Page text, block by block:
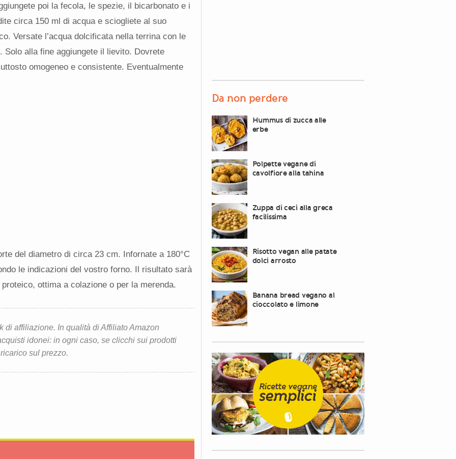
poi la fecola, le spezie, il bicarbonato e i
circa 150 ml di acqua e sciogliete al suo
Versate l’acqua dolcificata nella terrina con le
Solo alla fine aggiungete il lievito. Dovrete
omogeneo e consistente. Eventualmente
del diametro di circa 23 cm. Infornate a 180°C
le indicazioni del vostro forno. Il risultato sarà
ottima a colazione o per la merenda.
di affiliazione. In qualità di Affiliato Amazon
idonei: in ogni caso, se clicchi sui prodotti
sul prezzo.
Da non perdere
Hummus di zucca alle
erbe
Polpette vegane di
cavolfiore alla tahina
Zuppa di ceci alla greca
facilissima
Risotto vegan alle patate
dolci arrosto
Banana bread vegano al
cioccolato e limone